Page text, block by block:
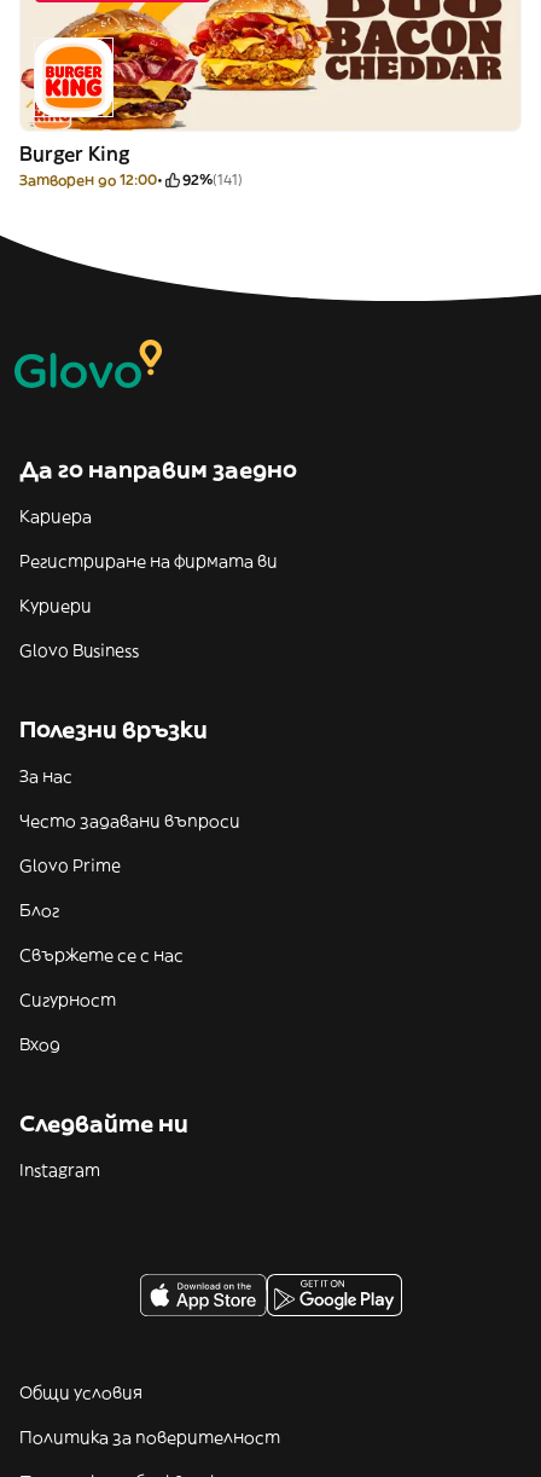
Burger King
Затворен до 12:00 92%(141)
Да го направим заедно
Кариера
Регистриране на фирмата ви
Куриери
Glovo Business
Полезни връзки
За нас
Често задавани въпроси
Glovo Prime
Блог
Свържете се с нас
Сигурност
Вход
Следвайте ни
Instagram
Общи условия
Политика за поверителност